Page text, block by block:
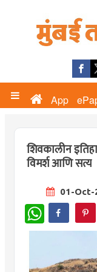
App
शिवकालीन
विमर्श आणि सत्य
01-Oct-
WhatsApp